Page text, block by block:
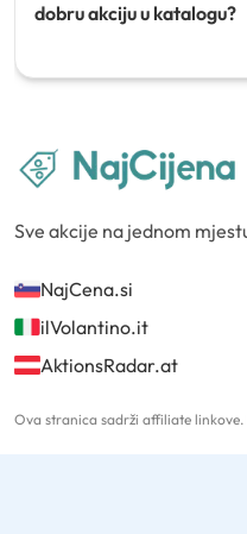
dobru akciju u katalogu?
Sve akcije na jednom
NajCena.si
ilVolantino.it
AktionsRadar.at
Ova stranica sadrži affiliate